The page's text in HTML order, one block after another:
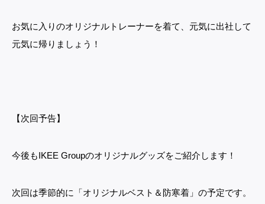
お気に入りのオリジナルトレーナーを着て、元気に出社して
元気に帰りましょう！
【次回予告】
今後もIKEE Groupのオリジナルグッズをご紹介します！
次回は季節的に「オリジナルベスト＆防寒着」の予定です。